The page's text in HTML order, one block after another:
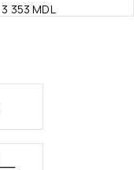
3 353MDL